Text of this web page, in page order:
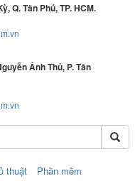
Q. Tân Phú, TP. HCM.
Ảnh Thủ, P. Tân
thuật Phần mềm